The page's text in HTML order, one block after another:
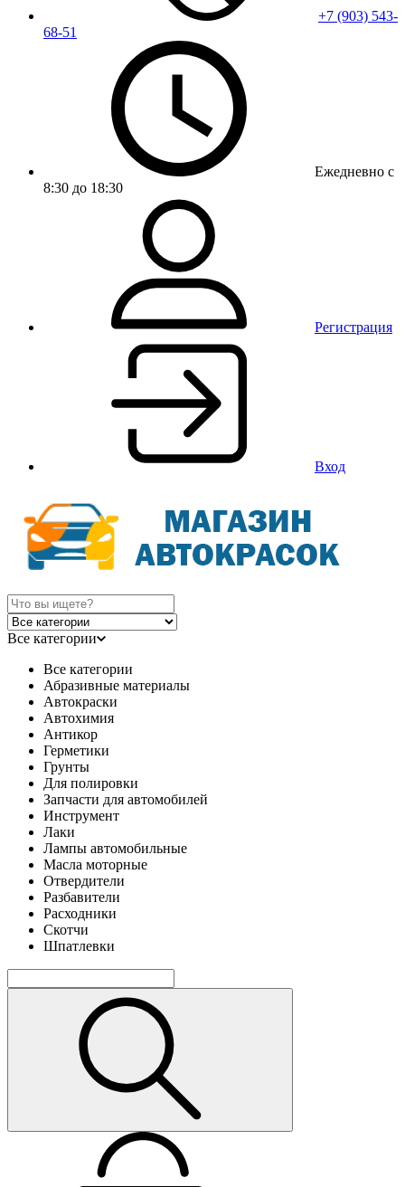
+7 (903) 543-
68-51
Ежедневно с
8:30 до 18:30
Регистрация
Вход
Все категории
Все категории
Абразивные материалы
Автокраски
Автохимия
Антикор
Герметики
Грунты
Для полировки
Запчасти для автомобилей
Инструмент
Лаки
Лампы автомобильные
Масла моторные
Отвердители
Разбавители
Расходники
Скотчи
Шпатлевки